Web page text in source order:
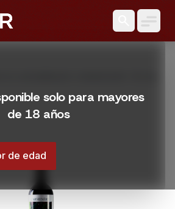
solo para mayores
de 18 años
de edad
EL ASOMBRADO CARMENERE 750 ML